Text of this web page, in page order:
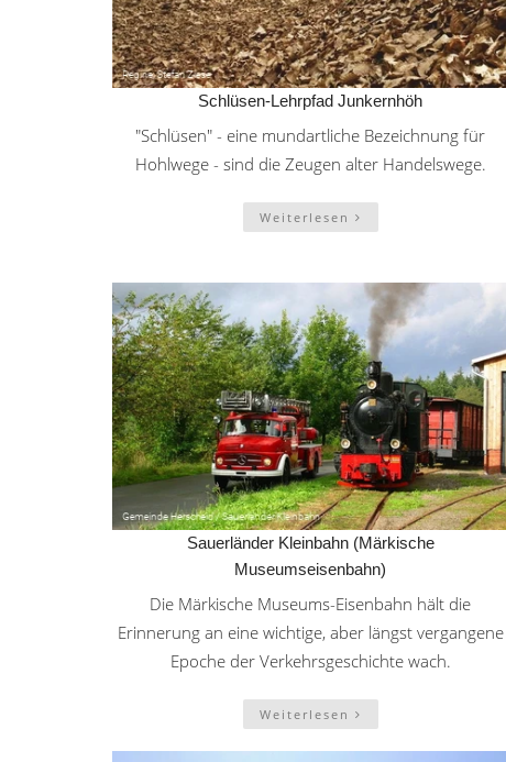
Schlüsen-Lehrpfad Junkernhöh
"Schlüsen" - eine mundartliche Bezeichnung für
Hohlwege - sind die Zeugen alter Handelswege.
Weiterlesen
Sauerländer Kleinbahn (Märkische
Museumseisenbahn)
Die Märkische Museums-Eisenbahn hält die
Erinnerung an eine wichtige, aber längst vergangene
Epoche der Verkehrsgeschichte wach.
Weiterlesen